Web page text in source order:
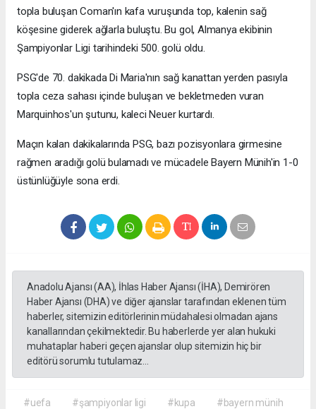
topla buluşan Coman'ın kafa vuruşunda top, kalenin sağ
köşesine giderek ağlarla buluştu. Bu gol, Almanya ekibinin
Şampiyonlar Ligi tarihindeki 500. golü oldu.
PSG'de 70. dakikada Di Maria'nın sağ kanattan yerden pasıyla
topla ceza sahası içinde buluşan ve bekletmeden vuran
Marquinhos'un şutunu, kaleci Neuer kurtardı.
Maçın kalan dakikalarında PSG, bazı pozisyonlara girmesine
rağmen aradığı golü bulamadı ve mücadele Bayern Münih'in 1-0
üstünlüğüyle sona erdi.
Anadolu Ajansı (AA), İhlas Haber Ajansı (İHA), Demirören
Haber Ajansı (DHA) ve diğer ajanslar tarafından eklenen tüm
haberler, sitemizin editörlerinin müdahalesi olmadan ajans
kanallarından çekilmektedir. Bu haberlerde yer alan hukuki
muhataplar haberi geçen ajanslar olup sitemizin hiç bir
editörü sorumlu tutulamaz...
#uefa #şampiyonlar ligi #kupa #bayern münih